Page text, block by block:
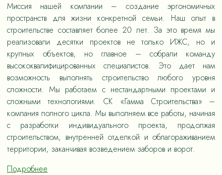
Миссия нашей компании – создание эргономичных
пространств для жизни конкретной семьи. Наш опыт в
строительстве составляет более 20 лет. За это время мы
реализовали десятки проектов не только ИЖС, но и
крупных объектов, но главное – собрали команду
высококвалифицированных специалистов. Это дает нам
возможность выполнять строительство любого уровня
сложности. Мы работаем с нестандартными проектами и
сложными технологиями. СК «Гамма Строительства» –
компания полного цикла. Мы выполняем все работы, начиная
с разработки индивидуального проекта, продолжая
строительством, внутренней отделкой и облагораживанием
территории, заканчивая возведением заборов и ворот.
Подробнее